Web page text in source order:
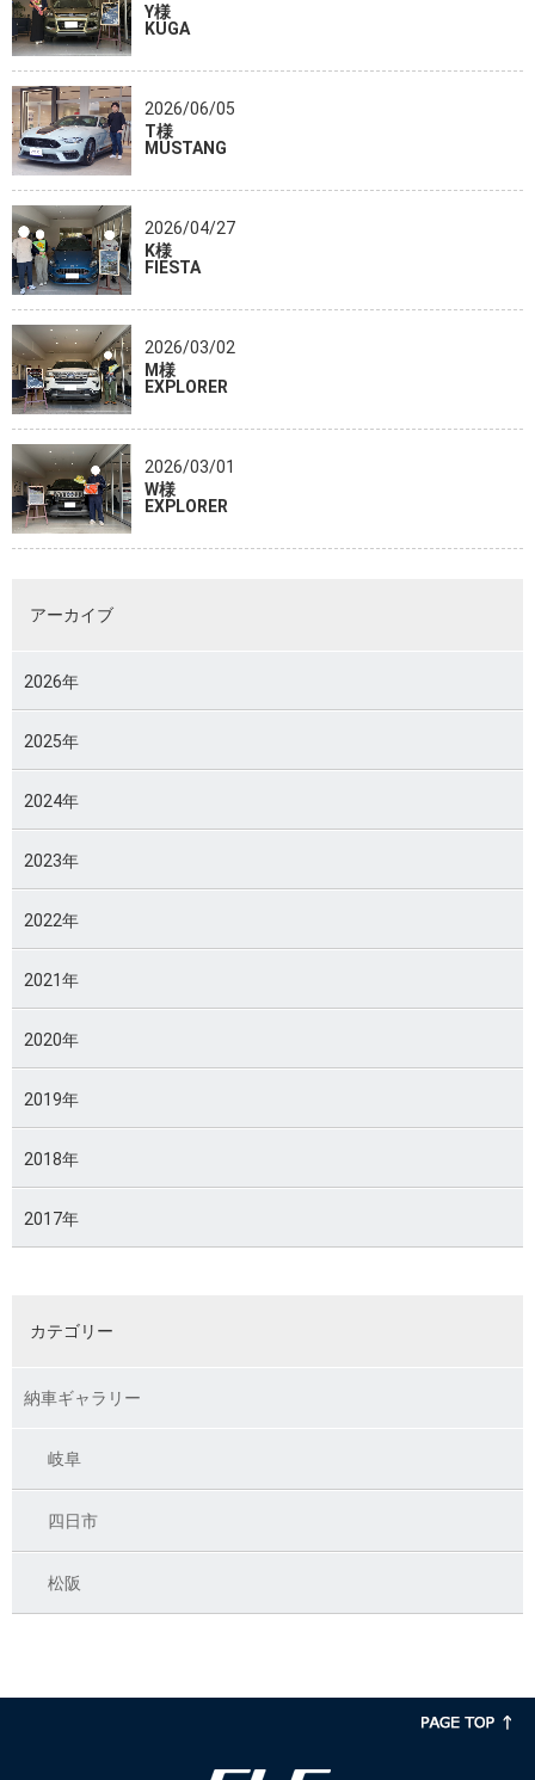
Y様
KUGA
2026/06/05
T様
MUSTANG
2026/04/27
K様
FIESTA
2026/03/02
M様
EXPLORER
2026/03/01
W様
EXPLORER
アーカイブ
2026年
2025年
2024年
2023年
2022年
2021年
2020年
2019年
2018年
2017年
カテゴリー
納車ギャラリー
岐阜
四日市
松阪